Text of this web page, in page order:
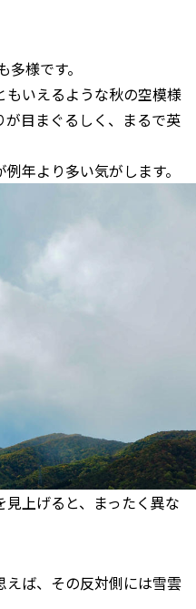
様です。
もいえるような秋の空模様
目まぐるしく、まるで英
年より多い気がします。
上げると、まったく異な
ば、その反対側には雪雲